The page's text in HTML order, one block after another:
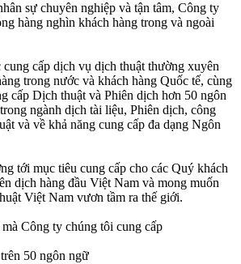
sự chuyên nghiệp và tận tâm, Công ty
hàng nghìn khách hàng trong và ngoài
cấp dịch vụ dịch thuật thường xuyên
trong nước và khách hàng Quốc tế, cùng
cấp Dịch thuật và Phiên dịch hơn 50 ngôn
ngành dịch tài liệu, Phiên dịch, công
và về khả năng cung cấp đa dạng Ngôn
tới mục tiêu cung cấp cho các Quý khách
dịch hàng đầu Việt Nam và mong muốn
Việt Nam vươn tầm ra thế giới.
Công ty chúng tôi cung cấp
50 ngôn ngữ